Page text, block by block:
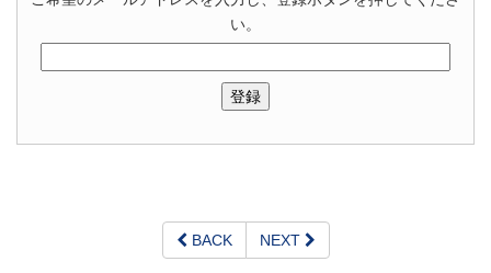
い。
BACK NEXT